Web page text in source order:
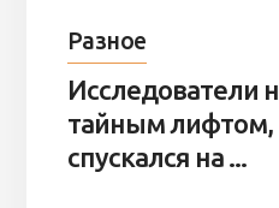
Разное
Исследователи
тайным лифтом,
спускался на ...